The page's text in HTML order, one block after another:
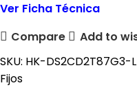
Ver Ficha Técnica
Compare
Add to
SKU: HK-DS2CD2T87G3-
Fijos